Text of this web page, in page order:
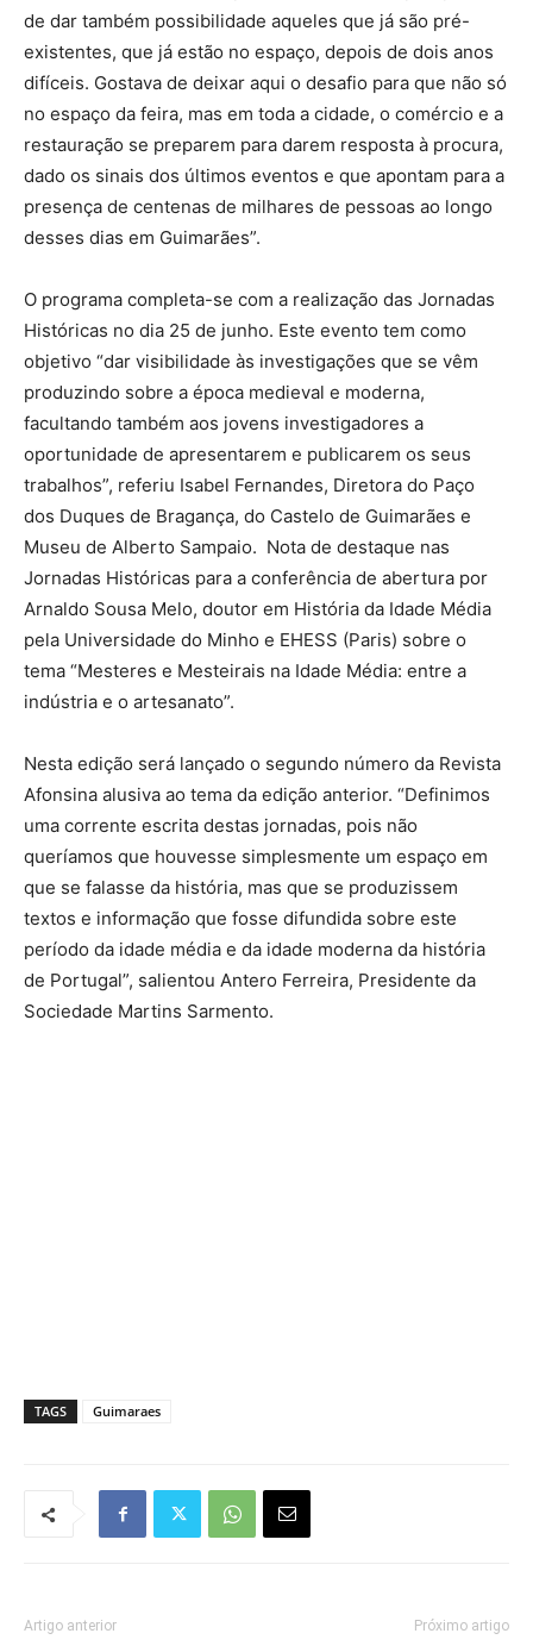
de dar também possibilidade aqueles que já são pré-
existentes, que já estão no espaço, depois de dois anos
difíceis. Gostava de deixar aqui o desafio para que não só
no espaço da feira, mas em toda a cidade, o comércio e a
restauração se preparem para darem resposta à procura,
dado os sinais dos últimos eventos e que apontam para a
presença de centenas de milhares de pessoas ao longo
desses dias em Guimarães”.
O programa completa-se com a realização das Jornadas
Históricas no dia 25 de junho. Este evento tem como
objetivo “dar visibilidade às investigações que se vêm
produzindo sobre a época medieval e moderna,
facultando também aos jovens investigadores a
oportunidade de apresentarem e publicarem os seus
trabalhos”, referiu Isabel Fernandes, Diretora do Paço
dos Duques de Bragança, do Castelo de Guimarães e
Museu de Alberto Sampaio. Nota de destaque nas
Jornadas Históricas para a conferência de abertura por
Arnaldo Sousa Melo, doutor em História da Idade Média
pela Universidade do Minho e EHESS (Paris) sobre o
tema “Mesteres e Mesteirais na Idade Média: entre a
indústria e o artesanato”.
Nesta edição será lançado o segundo número da Revista
Afonsina alusiva ao tema da edição anterior. “Definimos
uma corrente escrita destas jornadas, pois não
queríamos que houvesse simplesmente um espaço em
que se falasse da história, mas que se produzissem
textos e informação que fosse difundida sobre este
período da idade média e da idade moderna da história
de Portugal”, salientou Antero Ferreira, Presidente da
Sociedade Martins Sarmento.
TAGS Guimaraes
Artigo anterior Próximo artigo